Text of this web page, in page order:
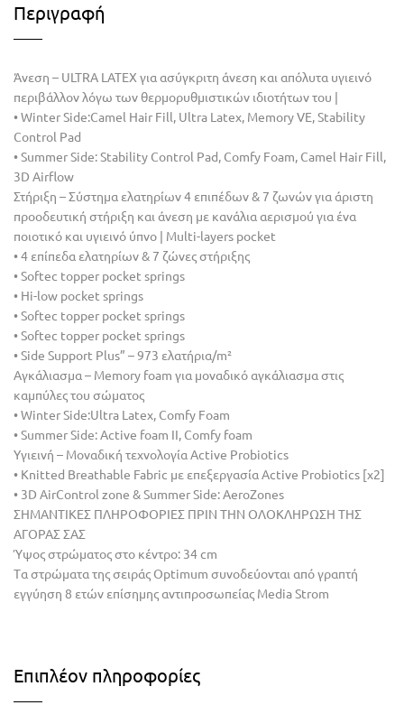
Περιγραφή
Άνεση – ULTRA LATEX για ασύγκριτη άνεση και απόλυτα υγιεινό
περιβάλλον λόγω των θερµορυθµιστικών ιδιοτήτων του |
• Winter Side:Camel Hair Fill, Ultra Latex, Memory VE, Stability
Control Pad
• Summer Side: Stability Control Pad, Comfy Foam, Camel Hair Fill,
3D Airflow
Στήριξη – Σύστημα ελατηρίων 4 επιπέδων & 7 ζωνών για άριστη
προοδευτική στήριξη και άνεση µε κανάλια αερισµού για ένα
ποιοτικό και υγιεινό ύπνο | Multi-layers pocket
• 4 επίπεδα ελατηρίων & 7 ζώνες στήριξης
• Softec topper pocket springs
• Hi-low pocket springs
• Softec topper pocket springs
• Softec topper pocket springs
• Side Support Plus” – 973 ελατήρια/m²
Aγκάλιασμα – Memory foam για µοναδικό αγκάλιασμα στις
καµπύλες του σώµατος
• Winter Side:Ultra Latex, Comfy Foam
• Summer Side: Active foam II, Comfy foam
Υγιεινή – Mοναδική τεχνολογία Active Probiotics
• Knitted Breathable Fabric με επεξεργασία Active Probiotics [x2]
• 3D AirControl zone & Summer Side: AeroZones
ΣΗΜΑΝΤΙΚΕΣ ΠΛΗΡΟΦΟΡΙΕΣ ΠΡΙΝ ΤΗΝ ΟΛΟΚΛΗΡΩΣΗ ΤΗΣ
ΑΓΟΡΑΣ ΣΑΣ
Ύψος στρώματος στο κέντρο: 34 cm
Tα στρώματα της σειράς Optimum συνοδεύονται από γραπτή
εγγύηση 8 ετών επίσημης αντιπροσωπείας Media Strom
Επιπλέον πληροφορίες